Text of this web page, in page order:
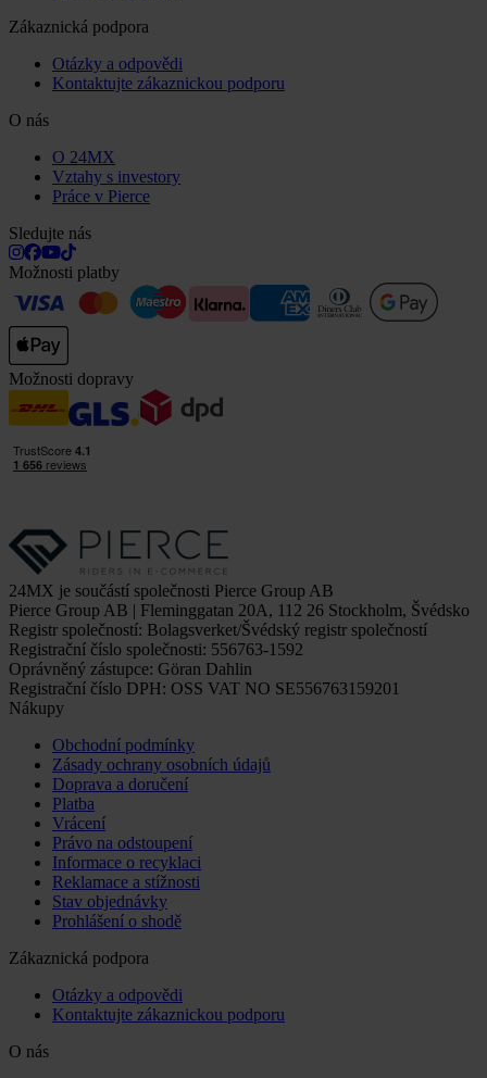
Zákaznická podpora
Otázky a odpovědi
Kontaktujte zákaznickou podporu
O nás
O 24MX
Vztahy s investory
Práce v Pierce
Sledujte nás
Možnosti platby
Možnosti dopravy
24MX je součástí společnosti Pierce Group AB
Pierce Group AB | Fleminggatan 20A, 112 26 Stockholm, Švédsko
Registr společností: Bolagsverket/Švédský registr společností
Registrační číslo společnosti: 556763-1592
Oprávněný zástupce: Göran Dahlin
Registrační číslo DPH: OSS VAT NO SE556763159201
Nákupy
Obchodní podmínky
Zásady ochrany osobních údajů
Doprava a doručení
Platba
Vrácení
Právo na odstoupení
Informace o recyklaci
Reklamace a stížnosti
Stav objednávky
Prohlášení o shodě
Zákaznická podpora
Otázky a odpovědi
Kontaktujte zákaznickou podporu
O nás